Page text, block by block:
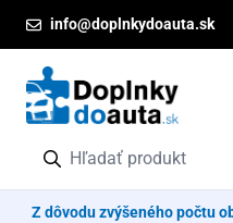
info@doplnkydoauta.sk
Z dôvodu zvýšeného počtu